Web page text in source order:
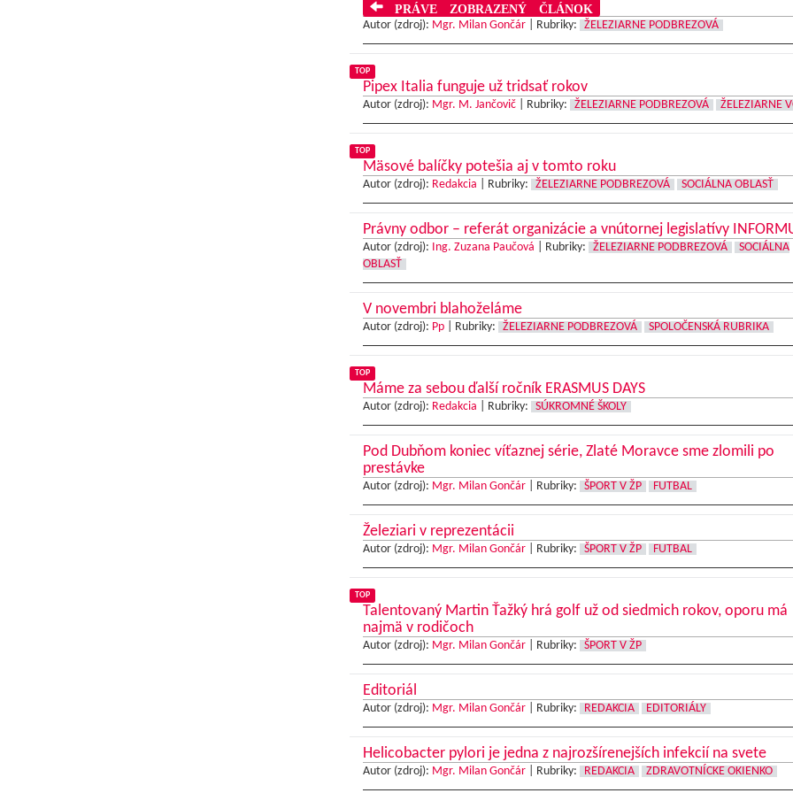
PRÁVE ZOBRAZENÝ ČLÁNOK
Autor (zdroj): Mgr. Milan Gončár| Rubriky: ŽELEZIARNE PODBREZOVÁ
TOP
Pipex Italia funguje už tridsať rokov
Autor (zdroj): Mgr. M. Jančovič| Rubriky: ŽELEZIARNE PODBREZOVÁ ŽELEZIARNE
TOP
Mäsové balíčky potešia aj v tomto roku
Autor (zdroj): Redakcia Rubriky: ŽELEZIARNE PODBREZOVÁ SOCIÁLNA OBLASŤ
Právny odbor – referát organizácie a vnútornej legislatívy
Autor (zdroj): Ing. Zuzana Paučová Rubriky: ŽELEZIARNE PODBREZOVÁ
SOCIÁLNA
OBLASŤ
V novembri blahoželáme
Autor (zdroj): Pp| Rubriky: ŽELEZIARNE PODBREZOVÁ SPOLOČENSKÁ RUBRIKA
TOP
Máme za sebou ďalší ročník ERASMUS DAYS
Autor (zdroj): Redakcia Rubriky: SÚKROMNÉ ŠKOLY
Pod Dubňom koniec víťaznej série, Zlaté Moravce sme zlomili po
prestávke
Autor (zdroj): Mgr. Milan Gončár| Rubriky: ŠPORT V ŽP FUTBAL
Železiari v reprezentácii
Autor (zdroj): Mgr. Milan Gončár| Rubriky: ŠPORT V ŽP FUTBAL
TOP
Talentovaný Martin Ťažký hrá golf už od siedmich rokov, oporu má
najmä v rodičoch
Autor (zdroj): Mgr. Milan Gončár| Rubriky: ŠPORT V ŽP
Editoriál
Autor (zdroj): Mgr. Milan Gončár| Rubriky: REDAKCIA EDITORIÁLY
Helicobacter pylori je jedna z najrozšírenejších infekcií na svete
Autor (zdroj): Mgr. Milan Gončár| Rubriky: REDAKCIA ZDRAVOTNÍCKE OKIENKO